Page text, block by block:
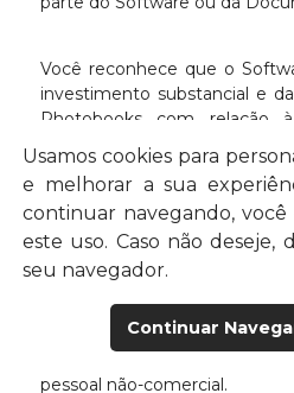
Usamos cookies para
e melhorar a sua
continuar navegando,
este uso. Caso não deseje,
seu navegador.
Continuar
Você reconhece que o
investimento substancial e
Photobooks com relação
coordenação e
irreparáveis, que não
financeiramente, caso você
propriedade intelectual da
que você permite a
medida cautelar aplicável
Você concorda que esta é
intransferível, limitada,
pessoal não-comercial.